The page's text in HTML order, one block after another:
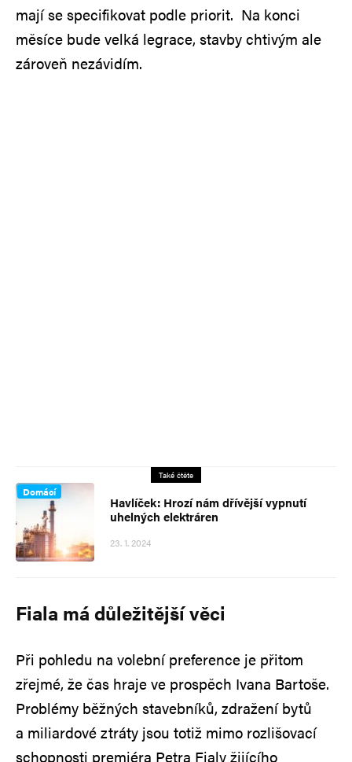
mají se specifikovat podle priorit. Na konci
měsíce bude velká legrace, stavby chtivým ale
zároveň nezávidím.
Také čtěte
Domácí
Havlíček: Hrozí nám dřívější vypnutí
uhelných elektráren
23. 1. 2024
Fiala má důležitější věci
Při pohledu na volební preference je přitom
zřejmé, že čas hraje ve prospěch Ivana Bartoše.
Problémy běžných stavebníků, zdražení bytů
a miliardové ztráty jsou totiž mimo rozlišovací
schopnosti premiéra Petra Fialy žijícího